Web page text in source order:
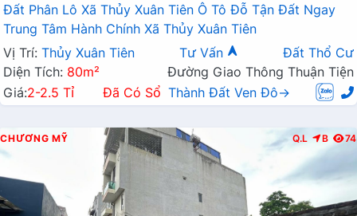
Đất Phân Lô Xã Thủy Xuân Tiên Ô Tô Đỗ Tận Đất Ngay
Trung Tâm Hành Chính Xã Thủy Xuân Tiên
Vị Trí: Thủy Xuân Tiên Tư Vấn
Đất Thổ Cư
Diện Tích: 80m²
Đường Giao Thông Thuận Tiện
Giá:2-2.5 Tỉ Đã Có Sổ Thành Đất Ven Đô→
CHƯƠNG MỸ Q.L B 74